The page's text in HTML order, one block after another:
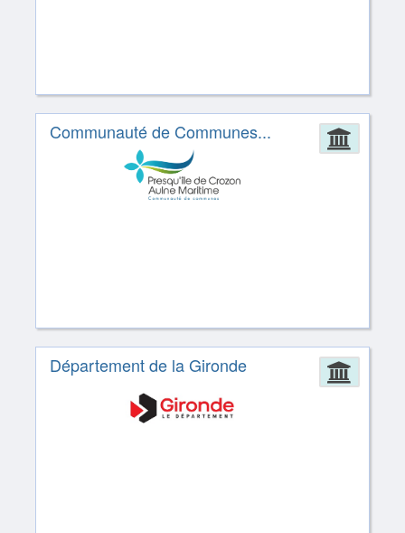
Communauté de Communes...
Département de la Gironde